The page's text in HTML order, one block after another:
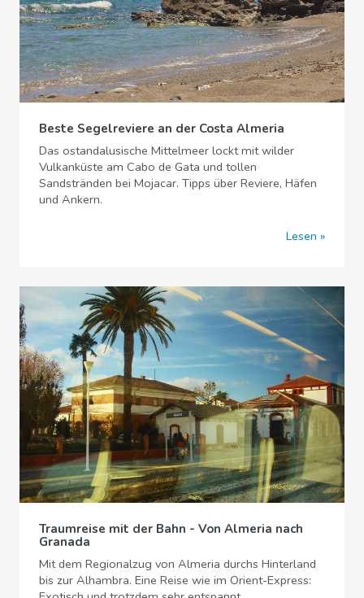
Beste Segelreviere an der Costa Almeria
Das ostandalusische Mittelmeer lockt mit wilder
Vulkanküste am Cabo de Gata und tollen
Sandstränden bei Mojacar. Tipps über Reviere, Häfen
und Ankern.
Lesen
Traumreise mit der Bahn - Von Almeria nach
Granada
Mit dem Regionalzug von Almeria durchs Hinterland
bis zur Alhambra. Eine Reise wie im Orient-Express: